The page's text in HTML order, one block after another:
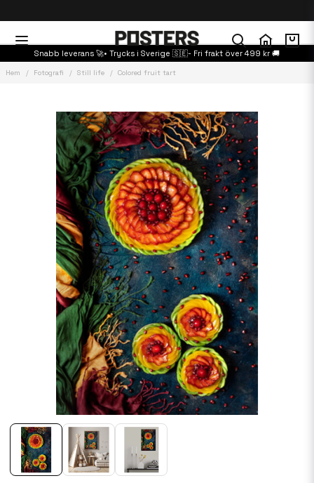
Snabb leverans 🚀• Trycks i Sverige 🇸🇪- Fri frakt över 499 kr 🚚
Hem Fotografi Still life Colored fruit tart